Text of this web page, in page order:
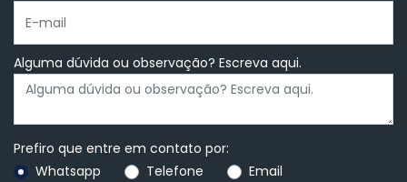
Alguma dúvida ou observação? Escreva aqui.
Prefiro que entre em contato por:
Whatsapp
Telefone Email